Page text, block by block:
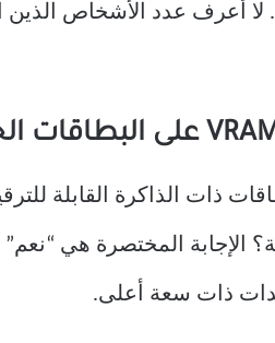
أعرف عدد الأشخاص الذين
ذات الذاكرة القابلة
الإجابة المختصرة هي
ذات سعة أعلى.